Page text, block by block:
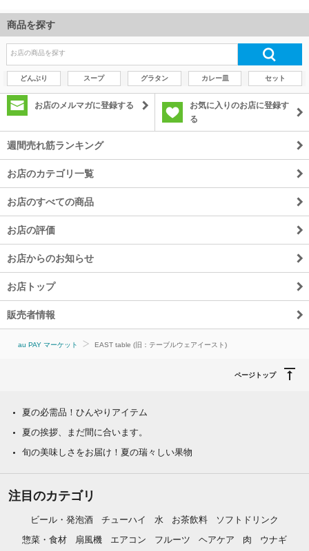
商品を探す
どんぶり スープ グラタン カレー皿 セット
お店のメルマガに登録する
お気に入りのお店に登録す
る
週間売れ筋ランキング
お店のカテゴリ一覧
お店のすべての商品
お店の評価
お店からのお知らせ
お店トップ
販売者情報
au PAY マーケット EAST table (旧：テーブルウェアイースト)
ページトップ
夏の必需品！ひんやりアイテム
夏の挨拶、まだ間に合います。
旬の美味しさをお届け！夏の瑞々しい果物
注目のカテゴリ
ビール・発泡酒 チューハイ 水 お茶飲料
ソフトドリンク
惣菜・食材
扇風機 エアコン フルーツ ヘアケア 肉 ウナギ